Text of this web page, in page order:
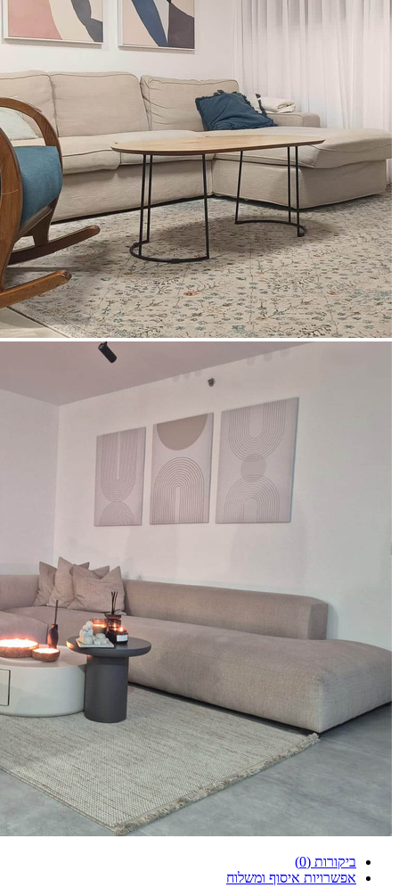
ביקורות (0)
אפשרויות איסוף ומשלוח